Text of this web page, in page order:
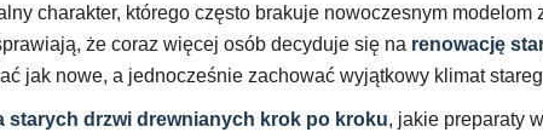
charakter, którego często brakuje nowoczesnym
że coraz więcej osób decyduje się na renowację
jak nowe, a jednocześnie zachować wyjątkowy klimat
starych drzwi drewnianych krok po kroku, jakie preparaty